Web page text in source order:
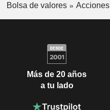
Bolsa de valores Acciones
Más de 20 años
a tu lado